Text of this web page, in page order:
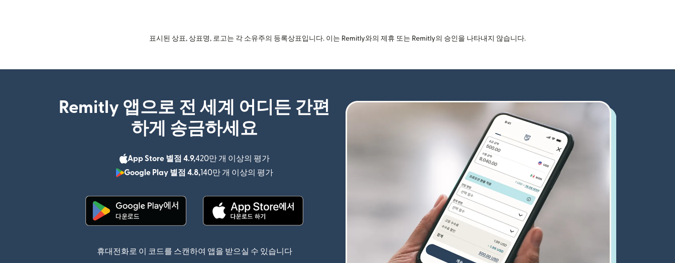
표시된 상표, 상표명, 로고는 각 소유주의 등록상표입니다. 이는 Remitly와의 제휴 또는 Remitly의 승인을 나타내지 않습니다.
Remitly 앱으로 전 세계 어디든 간편
하게 송금하세요
App Store 별점 4.9,420만 개 이상의 평가
Google Play 별점 4.8,140만 개 이상의 평가
휴대전화로 이 코드를 스캔하여 앱을 받으실 수 있습니다